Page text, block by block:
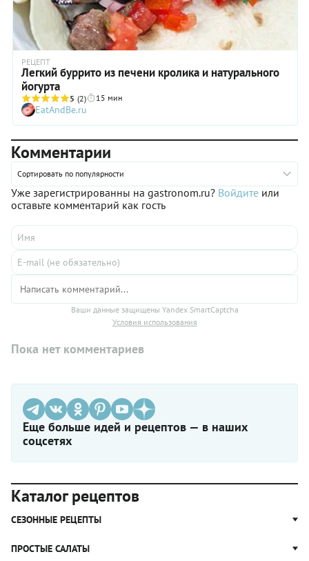
РЕЦЕПТ
Легкий буррито из печени кролика и натурального
йогурта
5 (2) 15 мин
EatAndBe.ru
Комментарии
Сортировать по популярности
Уже зарегистрированны на gastronom.ru? Войдите или
оставьте комментарий как гость
Ваши данные защищены Yandex SmartCaptcha
Условия использования
Пока нет комментариев
Еще больше идей и рецептов — в наших
соцсетях
Каталог рецептов
СЕЗОННЫЕ РЕЦЕПТЫ
Рецепты из капусты
ПРОСТЫЕ САЛАТЫ